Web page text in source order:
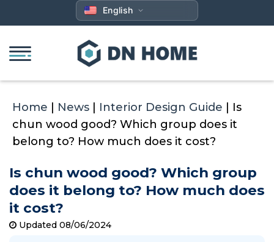
to
English
Home News Interior Design Guide
Is
chun wood good? Which group does it
belong to? How much does it cost?
Is chun wood good? Which group
does it belong to? How much does
it cost?
Updated 08/06/2024